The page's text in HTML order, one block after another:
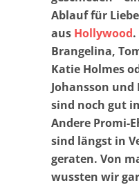
Ablauf für
aus Hollywood
Brangelina,
Katie Holmes
Johansson und
sind noch gut
Andere Promi-
sind längst in
geraten. Von
wussten wir